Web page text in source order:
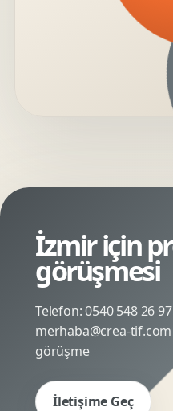
İzmir için
görüşmesi
Telefon:0540 548 26 97
merhaba@crea-tif.com
görüşme
İletişime Geç